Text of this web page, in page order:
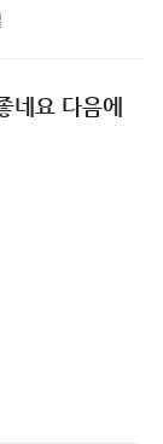
네요 다음에